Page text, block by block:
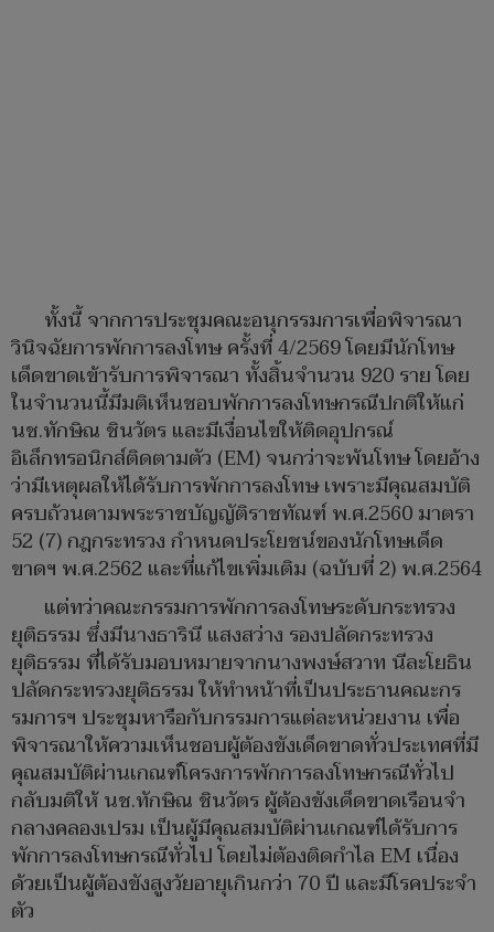
ทั้งนี้ จากการประชุมคณะอนุกรรมการเพื่อพิจารณา
วินิจฉัยการพักการลงโทษ ครั้งที่ 4/2569 โดยมีนักโทษ
เด็ดขาดเข้ารับการพิจารณา ทั้งสิ้นจำนวน 920 ราย โดย
ในจำนวนนี้มีมติเห็นชอบพักการลงโทษกรณีปกติให้แก่
นช.ทักษิณ ชินวัตร และมีเงื่อนไขให้ติดอุปกรณ์
อิเล็กทรอนิกส์ติดตามตัว (EM) จนกว่าจะพ้นโทษ โดยอ้าง
ว่ามีเหตุผลให้ได้รับการพักการลงโทษ เพราะมีคุณสมบัติ
ครบถ้วนตามพระราชบัญญัติราชทัณฑ์ พ.ศ.2560 มาตรา
52 (7) กฎกระทรวง กำหนดประโยชน์ของนักโทษเด็ด
ขาดฯ พ.ศ.2562 และที่แก้ไขเพิ่มเติม (ฉบับที่ 2) พ.ศ.2564
แต่ทว่าคณะกรรมการพักการลงโทษระดับกระทรวง
ยุติธรรม ซึ่งมีนางธารินี แสงสว่าง รองปลัดกระทรวง
ยุติธรรม ที่ได้รับมอบหมายจากนางพงษ์สวาท นีละโยธิน
ปลัดกระทรวงยุติธรรม ให้ทำหน้าที่เป็นประธานคณะกร
รมการฯ ประชุมหารือกับกรรมการแต่ละหน่วยงาน เพื่อ
พิจารณาให้ความเห็นชอบผู้ต้องขังเด็ดขาดทั่วประเทศที่มี
คุณสมบัติผ่านเกณฑ์โครงการพักการลงโทษกรณีทั่วไป
กลับมติให้ นช.ทักษิณ ชินวัตร ผู้ต้องขังเด็ดขาดเรือนจำ
กลางคลองเปรม เป็นผู้มีคุณสมบัติผ่านเกณฑ์ได้รับการ
พักการลงโทษกรณีทั่วไป โดยไม่ต้องติดกำไล EM เนื่อง
ด้วยเป็นผู้ต้องขังสูงวัยอายุเกินกว่า 70 ปี และมีโรคประจำ
ตัว